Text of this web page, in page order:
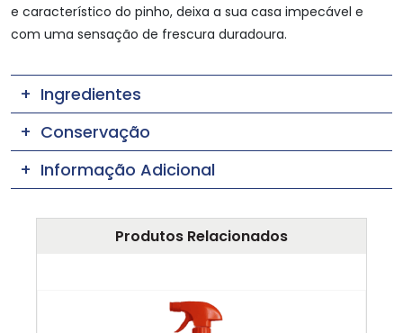
e característico do pinho, deixa a sua casa impecável e
com uma sensação de frescura duradoura.
Ingredientes
Conservação
Informação Adicional
Produtos Relacionados